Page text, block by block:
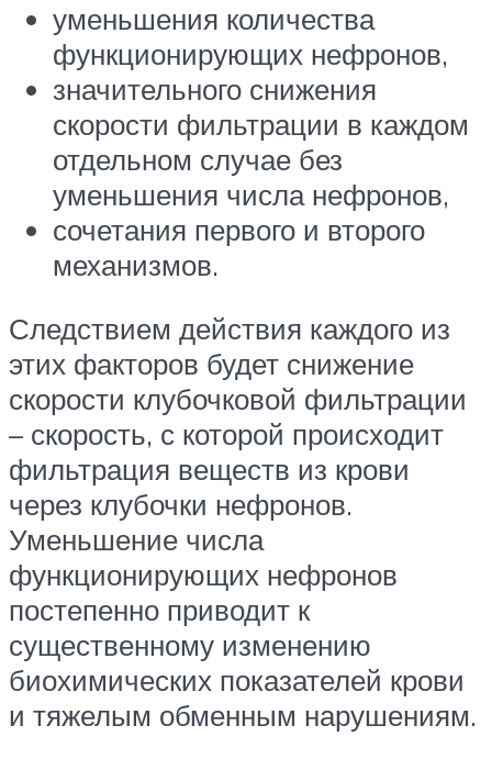
уменьшения количества
функционирующих нефронов,
значительного снижения
скорости фильтрации в каждом
отдельном случае без
уменьшения числа нефронов,
сочетания первого и второго
механизмов.
Следствием действия каждого из
этих факторов будет снижение
скорости клубочковой фильтрации
– скорость, с которой происходит
фильтрация веществ из крови
через клубочки нефронов.
Уменьшение числа
функционирующих нефронов
постепенно приводит к
существенному изменению
биохимических показателей крови
и тяжелым обменным нарушениям.